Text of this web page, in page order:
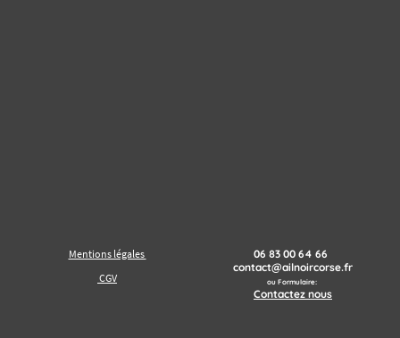
Mentions légales
CGV
06 83 00 64 66
contact@ailnoircorse.fr
ou Formulaire:
Contactez nous